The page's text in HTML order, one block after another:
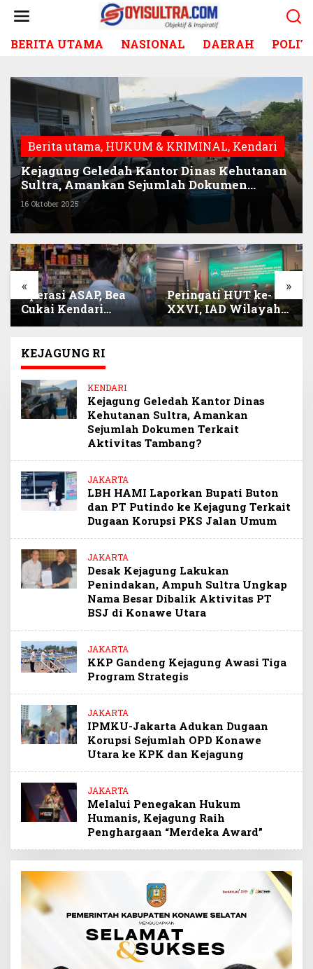
BERITA UTAMA NASIONAL DAERAH
Berita utama, HUKUM & KRIMINAL, Kendari
Kejagung Geledah Kantor Dinas Kehutanan
Sultra, Amankan Sejumlah Dokumen
Terkait Aktivitas Tambang?
16 Oktober 2025
« »
Operasi ASAP, Bea
Cukai Kendari
Selamatkan
Miliaran Rupiah
Melalui Penindakan
Barang Kena Cukai
Ilegal
Peringati HUT ke-
XXVI, IAD Wilayah
Sultra Beri Santunan
KEJAGUNG RI
KENDARI
Kejagung Geledah Kantor Dinas
Kehutanan Sultra, Amankan
Sejumlah Dokumen Terkait
Aktivitas Tambang?
JAKARTA
LBH HAMI Laporkan Bupati Buton
dan PT Putindo ke Kejagung Terkait
Dugaan Korupsi PKS Jalan Umum
JAKARTA
Desak Kejagung Lakukan
Penindakan, Ampuh Sultra Ungkap
Nama Besar Dibalik Aktivitas PT
BSJ di Konawe Utara
JAKARTA
KKP Gandeng Kejagung Awasi Tiga
Program Strategis
JAKARTA
IPMKU-Jakarta Adukan Dugaan
Korupsi Sejumlah OPD Konawe
Utara ke KPK dan Kejagung
JAKARTA
Melalui Penegakan Hukum
Humanis, Kejagung Raih
Penghargaan “Merdeka Award”